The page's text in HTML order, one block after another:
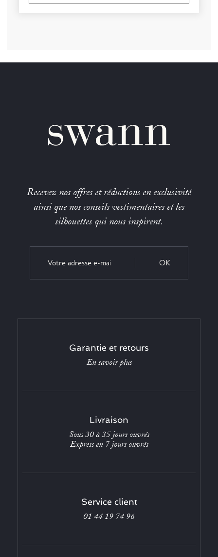
Recevez nos offres et réductions en exclusivité
ainsi que nos conseils vestimentaires et les
silhouettes qui nous inspirent.
OK
Garantie et retours
En savoir plus
Livraison
Sous 30 à 35 jours ouvrés
Express en 7 jours ouvrés
Service client
01 44 19 74 96